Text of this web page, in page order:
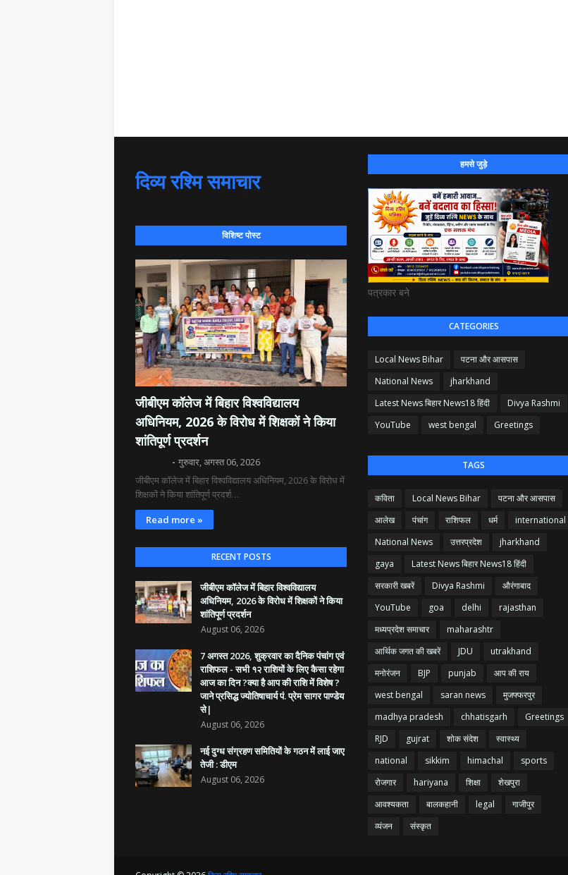
दिव्य रश्मि समाचार
विशिष्ट पोस्ट
जीबीएम कॉलेज में बिहार विश्वविद्यालय
अधिनियम, 2026 के विरोध में शिक्षकों ने किया
शांतिपूर्ण प्रदर्शन
गुरुवार, अगस्त 06, 2026
जीबीएम कॉलेज में बिहार विश्वविद्यालय अधिनियम, 2026 के विरोध में
शिक्षकों ने किया शांतिपूर्ण प्रदर्श…
Read more »
RECENT POSTS
जीबीएम कॉलेज में बिहार विश्वविद्यालय
अधिनियम, 2026 के विरोध में शिक्षकों ने किया
शांतिपूर्ण प्रदर्शन
August 06, 2026
7 अगस्त 2026, शुक्रवार का दैनिक पंचांग एवं
राशिफल - सभी १२ राशियों के लिए कैसा रहेगा
आज का दिन ?क्या है आप की राशि में विशेष ?
जाने प्रसिद्ध ज्योतिषाचार्य पं. प्रेम सागर पाण्डेय
से|
August 06, 2026
नई दुग्ध संग्रहण समितियों के गठन में लाई जाए
तेजी : डीएम
August 06, 2026
हमसे जुड़े
पत्रकार बने
CATEGORIES
Local News Bihar
पटना और आसपास
National News
jharkhand
Latest News बिहार News18 हिंदी
Divya Rashmi
YouTube
west bengal Greetings
TAGS
कविता Local News Bihar
पटना और आसपास
आलेख
पंचांग राशिफल धर्म
international
National News
उत्तरप्रदेश
jharkhand
gaya
Latest News बिहार News18 हिंदी
सरकारी खबरें
Divya Rashmi
औरंगाबाद
YouTube
goa delhi
rajasthan
मध्यप्रदेश समाचार
maharashtr
आर्थिक जगत की खबरें
JDU
utrakhand
मनोरंजन
BJP punjab
आप की राय
west bengal
saran news
मुजफ्फरपुर
madhya pradesh
chhatisgarh
Greetings
RJD
gujrat शोक संदेश
स्वास्थ्य
national
sikkim himachal
sports
रोजगार
hariyana शिक्षा
शेखपुरा
आवश्यकता
बालकहानी legal
गाजीपुर
व्यंजन
संस्कृत